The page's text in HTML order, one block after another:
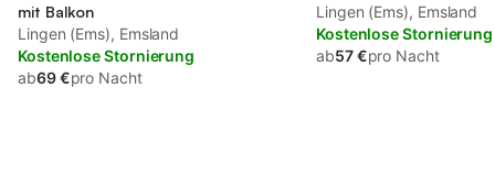
mit Balkon
Lingen (Ems), Emsland
Kostenlose Stornierung
ab69 €pro Nacht
Lingen (Ems), Emsland
Kostenlose Stornierung
ab57 €pro Nacht